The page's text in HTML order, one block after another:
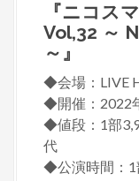
『ニコス
Vol,32 ～
～ 』
◆会場：LIVE
◆開催：2022
◆値段：1部
代
◆公演時間：1